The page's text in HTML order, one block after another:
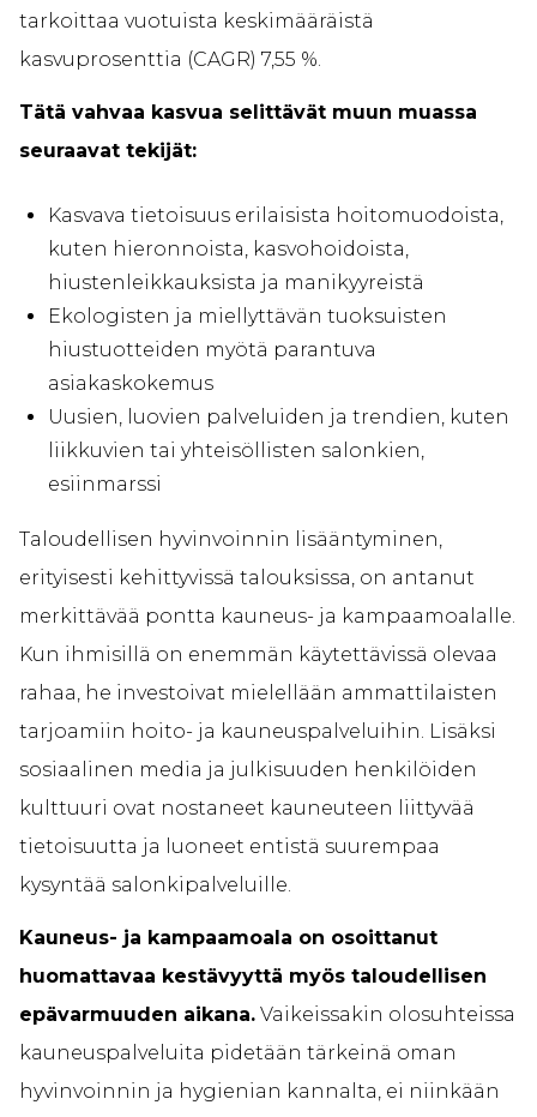
tarkoittaa vuotuista keskimääräistä
kasvuprosenttia (CAGR) 7,55 %.
Tätä vahvaa kasvua selittävät muun muassa
seuraavat tekijät:
Kasvava tietoisuus erilaisista hoitomuodoista,
kuten hieronnoista, kasvohoidoista,
hiustenleikkauksista ja manikyyreistä
Ekologisten ja miellyttävän tuoksuisten
hiustuotteiden myötä parantuva
asiakaskokemus
Uusien, luovien palveluiden ja trendien, kuten
liikkuvien tai yhteisöllisten salonkien,
esiinmarssi
Taloudellisen hyvinvoinnin lisääntyminen,
erityisesti kehittyvissä talouksissa, on antanut
merkittävää pontta kauneus- ja kampaamoalalle.
Kun ihmisillä on enemmän käytettävissä olevaa
rahaa, he investoivat mielellään ammattilaisten
tarjoamiin hoito- ja kauneuspalveluihin. Lisäksi
sosiaalinen media ja julkisuuden henkilöiden
kulttuuri ovat nostaneet kauneuteen liittyvää
tietoisuutta ja luoneet entistä suurempaa
kysyntää salonkipalveluille.
Kauneus- ja kampaamoala on osoittanut
huomattavaa kestävyyttä myös taloudellisen
epävarmuuden aikana. Vaikeissakin olosuhteissa
kauneuspalveluita pidetään tärkeinä oman
hyvinvoinnin ja hygienian kannalta, ei niinkään